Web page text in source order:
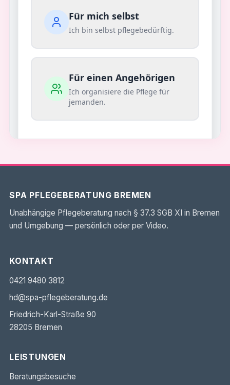
SPA PFLEGEBERATUNG BREMEN
Unabhängige Pflegeberatung nach § 37.3 SGB XI in Bremen
und Umgebung — persönlich oder per Video.
KONTAKT
0421 9480 3812
hd@spa-pflegeberatung.de
Friedrich-Karl-Straße 90
28205 Bremen
LEISTUNGEN
Beratungsbesuche